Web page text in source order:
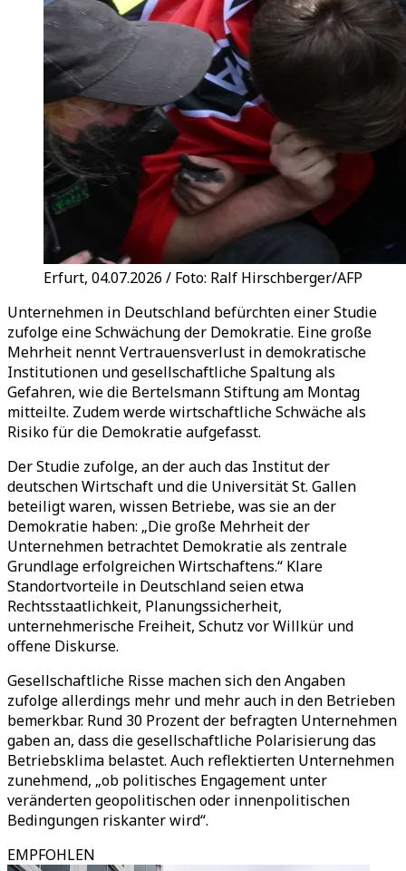
Erfurt, 04.07.2026 / Foto: Ralf Hirschberger/AFP
Unternehmen in Deutschland befürchten einer Studie
zufolge eine Schwächung der Demokratie. Eine große
Mehrheit nennt Vertrauensverlust in demokratische
Institutionen und gesellschaftliche Spaltung als
Gefahren, wie die Bertelsmann Stiftung am Montag
mitteilte. Zudem werde wirtschaftliche Schwäche als
Risiko für die Demokratie aufgefasst.
Der Studie zufolge, an der auch das Institut der
deutschen Wirtschaft und die Universität St. Gallen
beteiligt waren, wissen Betriebe, was sie an der
Demokratie haben: „Die große Mehrheit der
Unternehmen betrachtet Demokratie als zentrale
Grundlage erfolgreichen Wirtschaftens.“ Klare
Standortvorteile in Deutschland seien etwa
Rechtsstaatlichkeit, Planungssicherheit,
unternehmerische Freiheit, Schutz vor Willkür und
offene Diskurse.
Gesellschaftliche Risse machen sich den Angaben
zufolge allerdings mehr und mehr auch in den Betrieben
bemerkbar. Rund 30 Prozent der befragten Unternehmen
gaben an, dass die gesellschaftliche Polarisierung das
Betriebsklima belastet. Auch reflektierten Unternehmen
zunehmend, „ob politisches Engagement unter
veränderten geopolitischen oder innenpolitischen
Bedingungen riskanter wird“.
EMPFOHLEN